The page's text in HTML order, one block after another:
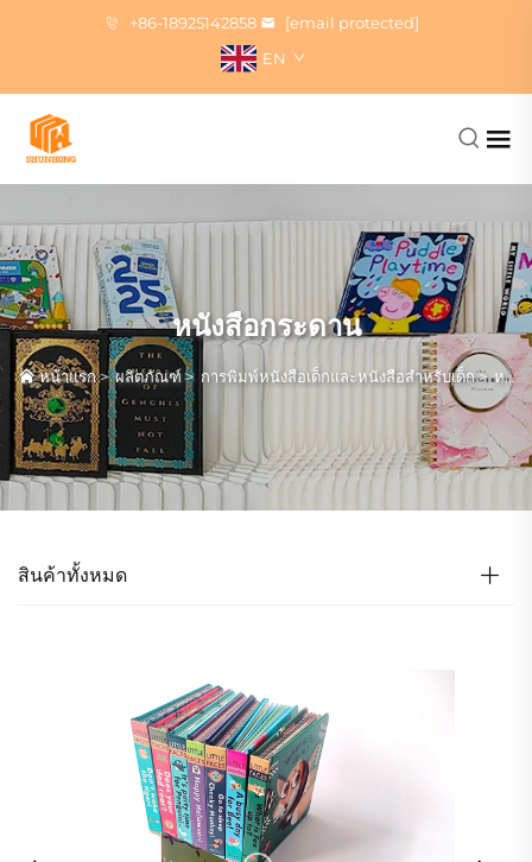
+86-18925142858
[email protected]
EN
หนังสือกระดาน
หน้าแรก>ผลิตภัณฑ์> การพิมพ์หนังสือเด็กและหนังสือสำหรับเด็ก>หนังสือกระดาน
สินค้าทั้งหมด